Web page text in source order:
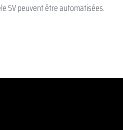
SV peuvent être automatisées.